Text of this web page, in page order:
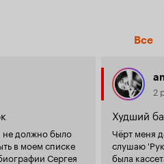
Все
должно было
в моем списке
Сергея
2
Худший
Чёрт меня
слушаю
была